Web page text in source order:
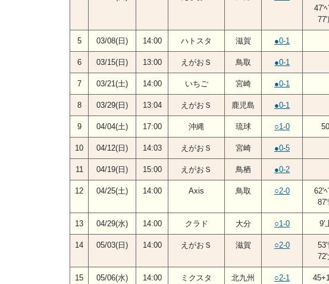
47'
5 03/08(日) 14:00 ハトスタ 滋賀 ●0-1
6 03/15(日) 13:00 えがおＳ 鳥取 ●0-1
7 03/21(土) 14:00 いちご 宮崎 ●0-1
8 03/29(日) 13:04 えがおＳ 鹿児島 ●0-1
9 04/04(土) 17:00 沖縄 琉球 ○1-0
10 04/12(日) 14:03 えがおＳ 宮崎 ●0-5
11 04/19(日) 15:00 えがおＳ 鳥栖 ●0-2
12 04/25(土) 14:00 Axis 鳥取 ○2-0
62'
13 04/29(水) 14:00 クラド 大分 ○1-0 9'
14 05/03(日) 14:00 えがおＳ 滋賀 ○2-0
15 05/06(水) 14:00 ミクスタ 北九州 ○2-1